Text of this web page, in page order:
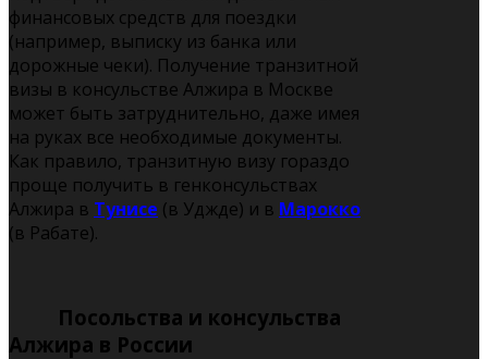
финансовых средств для поездки
(например, выписку из банка или
дорожные чеки). Получение транзитной
визы в консульстве Алжира в Москве
может быть затруднительно, даже имея
на руках все необходимые документы.
Как правило, транзитную визу гораздо
проще получить в генконсульствах
Алжира в Тунисе (в Уджде) и в Марокко
(в Рабате).
Посольства и консульства
Алжира в России